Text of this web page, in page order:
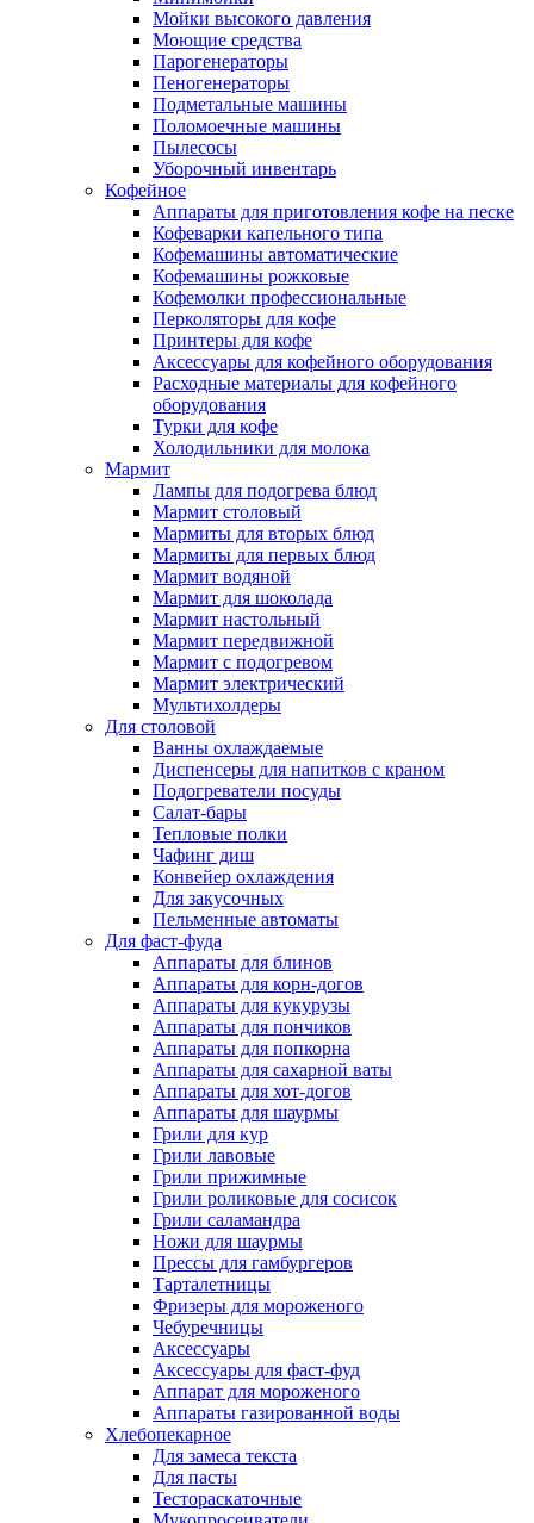
Мойки высокого давления
Моющие средства
Парогенераторы
Пеногенераторы
Подметальные машины
Поломоечные машины
Пылесосы
Уборочный инвентарь
Кофейное
Аппараты для приготовления кофе на песке
Кофеварки капельного типа
Кофемашины автоматические
Кофемашины рожковые
Кофемолки профессиональные
Перколяторы для кофе
Принтеры для кофе
Аксессуары для кофейного оборудования
Расходные материалы для кофейного
оборудования
Турки для кофе
Холодильники для молока
Мармит
Лампы для подогрева блюд
Мармит столовый
Мармиты для вторых блюд
Мармиты для первых блюд
Мармит водяной
Мармит для шоколада
Мармит настольный
Мармит передвижной
Мармит с подогревом
Мармит электрический
Мультихолдеры
Для столовой
Ванны охлаждаемые
Диспенсеры для напитков с краном
Подогреватели посуды
Салат-бары
Тепловые полки
Чафинг диш
Конвейер охлаждения
Для закусочных
Пельменные автоматы
Для фаст-фуда
Аппараты для блинов
Аппараты для корн-догов
Аппараты для кукурузы
Аппараты для пончиков
Аппараты для попкорна
Аппараты для сахарной ваты
Аппараты для хот-догов
Аппараты для шаурмы
Грили для кур
Грили лавовые
Грили прижимные
Грили роликовые для сосисок
Грили саламандра
Ножи для шаурмы
Прессы для гамбургеров
Тарталетницы
Фризеры для мороженого
Чебуречницы
Аксессуары
Аксессуары для фаст-фуд
Аппарат для мороженого
Аппараты газированной воды
Хлебопекарное
Для замеса текста
Для пасты
Тестораскаточные